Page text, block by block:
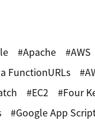
Apache AWS
FunctionURLs
EC2 Four
Google App